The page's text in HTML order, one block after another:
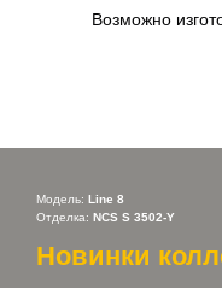
Возможно
Модель: Line 8
Отделка: NCS S 3502-Y
Новинки